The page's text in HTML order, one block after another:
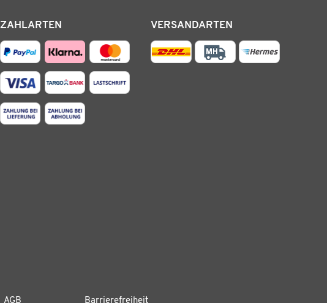
ZAHLARTEN VERSANDARTEN
AGB Barrierefreiheit